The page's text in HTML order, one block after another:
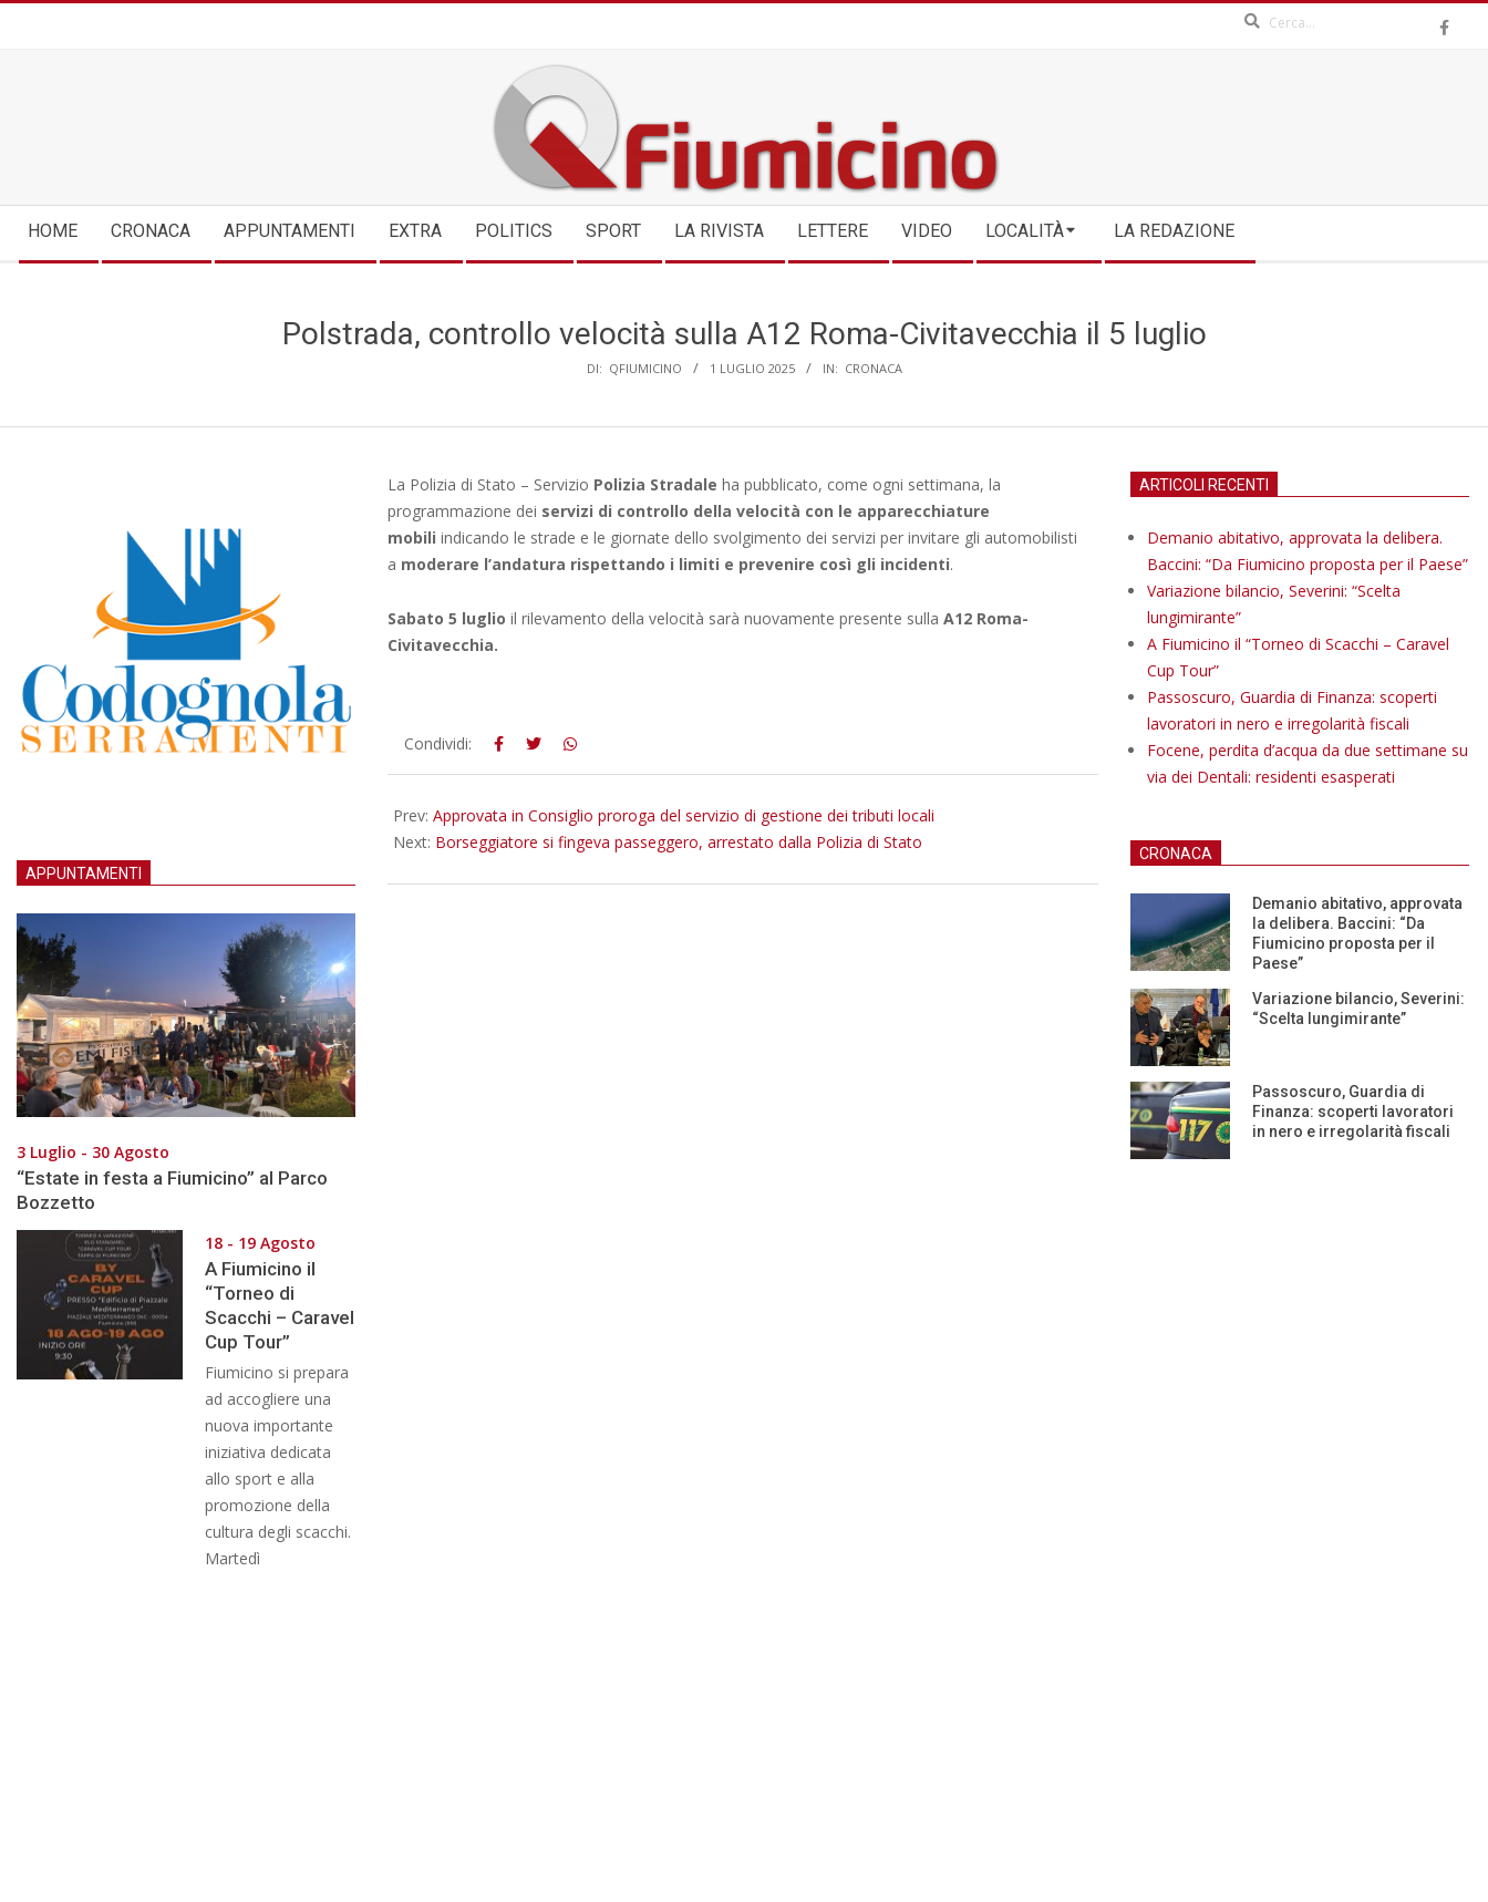
QFIUMICINO.COM
Navigation
Menu
HOME CRONACA APPUNTAMENTI EXTRA POLITICS SPORT LA RIVISTA LETTERE VIDEO LOCALITÀ LA REDAZIONE
Polstrada, controllo velocità sulla A12 Roma-Civitavecchia il 5 luglio
DI: QFIUMICINO 1 LUGLIO 2025 IN: CRONACA
La Polizia di Stato – Servizio Polizia Stradale ha pubblicato, come ogni settimana, la
programmazione dei servizi di controllo della velocità con le apparecchiature
mobili indicando le strade e le giornate dello svolgimento dei servizi per invitare gli automobilisti
a moderare l’andatura rispettando i limiti e prevenire così gli incidenti.
Sabato 5 luglio il rilevamento della velocità sarà nuovamente presente sulla A12 Roma-
Civitavecchia.
2025-
07-
Condividi:
Prev: Approvata in Consiglio proroga del servizio di gestione dei tributi locali
Next: Borseggiatore si fingeva passeggero, arrestato dalla Polizia di Stato
APPUNTAMENTI
3 Luglio - 30 Agosto
“Estate in festa a Fiumicino” al Parco
Bozzetto
18 - 19 Agosto
A Fiumicino il
“Torneo di
Scacchi – Caravel
Cup Tour”
Fiumicino si prepara
ad accogliere una
nuova importante
iniziativa dedicata
allo sport e alla
promozione della
cultura degli scacchi.
Martedì
ARTICOLI RECENTI
Demanio abitativo, approvata la delibera.
Baccini: “Da Fiumicino proposta per il Paese”
Variazione bilancio, Severini: “Scelta
lungimirante”
A Fiumicino il “Torneo di Scacchi – Caravel
Cup Tour”
Passoscuro, Guardia di Finanza: scoperti
lavoratori in nero e irregolarità fiscali
Focene, perdita d’acqua da due settimane su
via dei Dentali: residenti esasperati
CRONACA
Demanio abitativo, approvata
la delibera. Baccini: “Da
Fiumicino proposta per il
Paese”
Variazione bilancio, Severini:
“Scelta lungimirante”
Passoscuro, Guardia di
Finanza: scoperti lavoratori
in nero e irregolarità fiscali